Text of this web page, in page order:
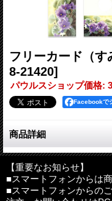
フリーカード（
8-21420]
パウルスショップ価格:
Facebookで
商品詳細
フリーカード。
サイズ：約
【重要なお知らせ】
■スマートフォンからは
■スマートフォンからの